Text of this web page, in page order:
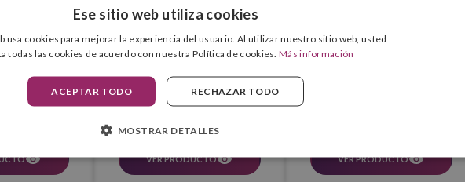
Pilot RFNS-GG-M
VER PRODUCTO
Pilot Frixion Ball Recambio
VER PRODUCTO
Ese sitio web utiliza cookies
usa cookies para mejorar la experiencia del usuario. Al utilizar nuestro sitio web, usted
todas las cookies de acuerdo con nuestra Política de cookies.Más información
ACEPTAR TODO RECHAZAR TODO
MOSTRAR DETALLES